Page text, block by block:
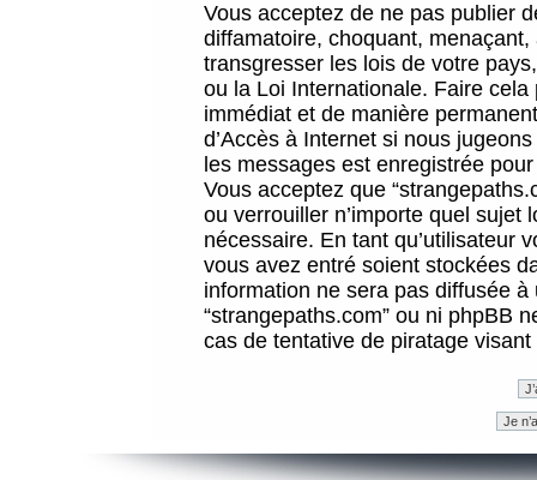
Vous acceptez de ne pas publier
diffamatoire, choquant,
transgresser les lois de votre
ou la Loi Internationale. Faire
immédiat et de manière
d’Accès à Internet si nous
les messages est enregistrée
Vous acceptez que
ou verrouiller n’importe quel sujet
nécessaire. En tant qu’utilisateur
vous avez entré soient stockées
information ne sera pas diffusée
“strangepaths.com” ou ni phpBB
cas de tentative de piratage